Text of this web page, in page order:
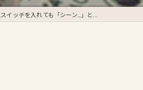
イッチを入れても「シーン…」と...